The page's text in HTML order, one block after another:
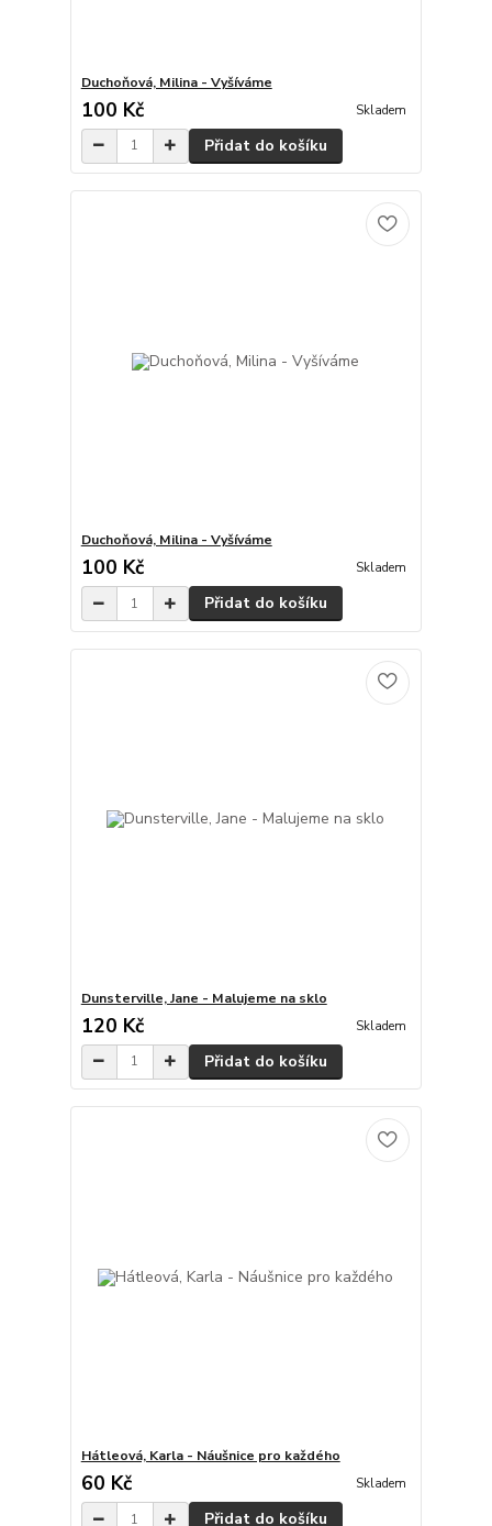
Duchoňová, Milina - Vyšíváme
100 Kč Skladem
Přidat do košíku
Duchoňová, Milina - Vyšíváme
100 Kč Skladem
Přidat do košíku
Dunsterville, Jane - Malujeme na sklo
120 Kč Skladem
Přidat do košíku
Hátleová, Karla - Náušnice pro každého
60 Kč Skladem
Přidat do košíku